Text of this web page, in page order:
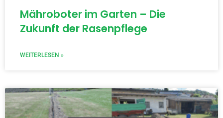
Mähroboter im Garten – Die
Zukunft der Rasenpflege
WEITERLESEN »